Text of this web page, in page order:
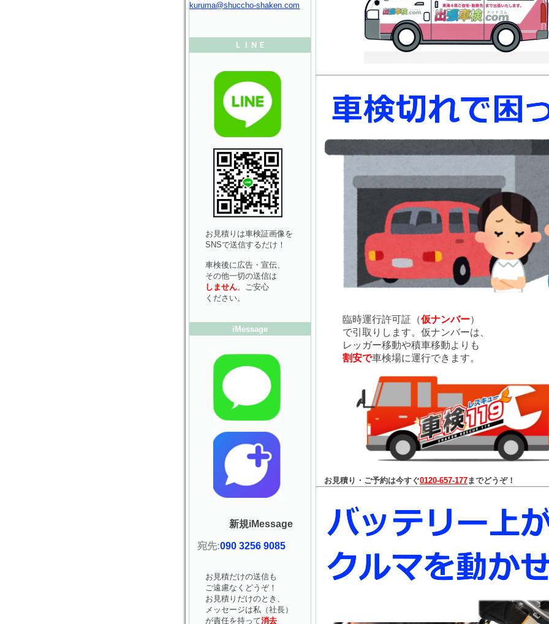
臨時運行許可証（仮ナンバー）
で引取りします。仮ナンバーは、
レッガー移動や積車移動よりも
割安で車検場に運行できます。
お見積り・ご予約は今すぐ0120-657-177までどうぞ！
kuruma@shuccho-shaken.com
ＬＩＮＥ
お見積りは車検証画像を
SNSで送信するだけ！
車検後に広告・宣伝、
その他一切の送信は
しません。ご安心
ください。
iMessage
新規iMessage
宛先:090 3256 9085
お見積だけの送信も
ご遠慮なくどうぞ！
お見積りだけのとき、
メッセージは私（社長）
が責任を持って消去